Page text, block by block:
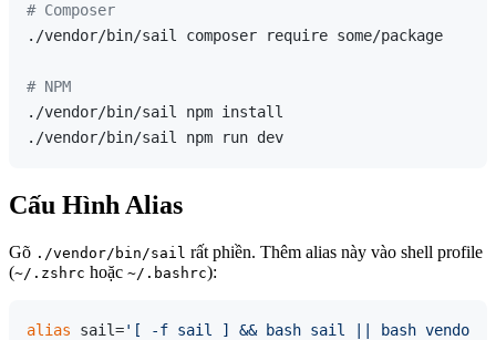
# Composer
./vendor/bin/sail composer require some/package
# NPM
./vendor/bin/sail npm install
Cấu Hình Alias
Gõ ./vendor/bin/sail rất phiền. Thêm alias này vào shell profile
(~/.zshrc hoặc ~/.bashrc):
alias sail='[ -f sail ] && bash sail || bash